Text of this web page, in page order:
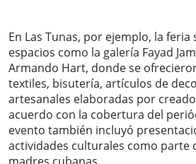
En Las Tunas, por ejemplo, la feria
espacios como la galería Fayad
Armando Hart, donde se
textiles, bisutería, artículos de
artesanales elaboradas por
acuerdo con la cobertura del
evento también incluyó
actividades culturales como parte